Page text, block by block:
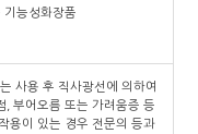
기능성화장품
사용 후 직사광선에 의하여
, 부어오름 또는 가려움증 등
용이 있는 경우 전문의 등과